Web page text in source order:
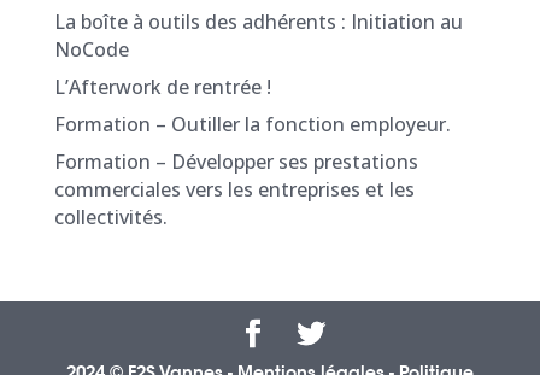
La boîte à outils des adhérents : Initiation au
NoCode
L’Afterwork de rentrée !
Formation – Outiller la fonction employeur.
Formation – Développer ses prestations
commerciales vers les entreprises et les
collectivités.